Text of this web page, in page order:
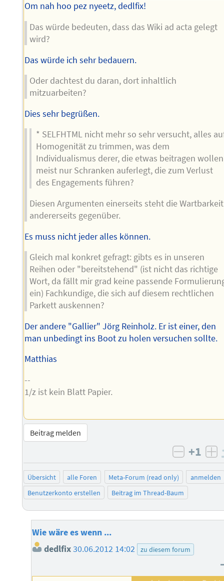
Om nah hoo pez nyeetz, dedlfix!
Das würde bedeuten, dass das Wiki ad acta gelegt
wird?
Das würde ich sehr bedauern.
Oder dachtest du daran, dort inhaltlich
mitzuarbeiten?
Dies sehr begrüßen.
* SELFHTML nicht mehr so sehr versucht, alles
Homogenität zu trimmen, was dem
Individualismus derer, die etwas beitragen
meist nur Schranken auferlegt, die zum Verlust
des Engagements führen?
Diesen Argumenten einerseits steht die Wartbarkeit
andererseits gegenüber.
Es muss nicht jeder alles können.
Gleich mal konkret gefragt: gibts es in unseren
Reihen oder "bereitstehend" (ist nicht das richtige
Wort, da fällt mir grad keine passende
ein) Fachkundige, die sich auf diesem rechtlichen
Parkett auskennen?
Der andere "Gallier" Jörg Reinholz. Er ist einer, den
man unbedingt ins Boot zu holen versuchen sollte.
Matthias
--
1/z ist kein Blatt Papier.
Beitrag melden
negativ
+1
Übersicht alle Foren Meta-Forum (read only)
anmelden
Benutzerkonto erstellen
Beitrag im Thread-Baum
Wie wäre es wenn ...
dedlfix30.06.2012 14:02 zu diesem forum